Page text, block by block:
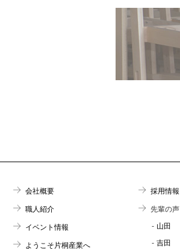
会社概要
職人紹介
イベント情報
ようこそ片桐産業へ
採用情報
先輩の声
山田
吉田